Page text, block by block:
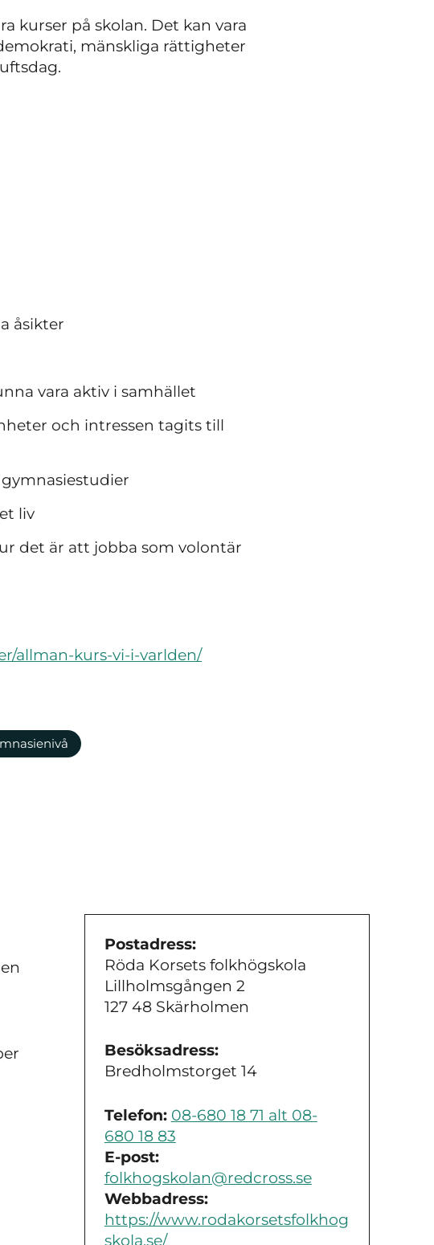
kurser på skolan. Det kan vara
mänskliga rättigheter
åsikter
vara aktiv i samhället
och intressen tagits till
liv
det är att jobba som volontär
allman-kurs-vi-i-varlden/
Postadress:
Röda Korsets folkhögskola
Lillholmsgången 2
127 48 Skärholmen
Besöksadress:
Bredholmstorget 14
Telefon: 08-680 18 71 alt 08-
680 18 83
E-post:
folkhogskolan@redcross.se
Webbadress:
https://www.rodakorsetsfolkhog
skola.se/